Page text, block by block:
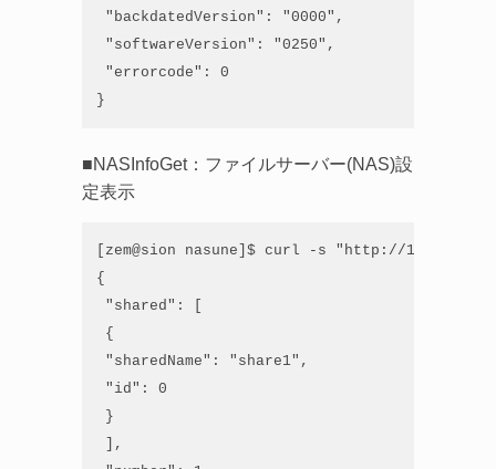
"backdatedVersion": "0000",
"softwareVersion": "0250",
"errorcode": 0
}
■NASInfoGet：ファイルサーバー(NAS)設
定表示
[zem@sion nasune]$ curl -s "http://
{
"shared": [
{
"sharedName": "share1",
"id": 0
}
],